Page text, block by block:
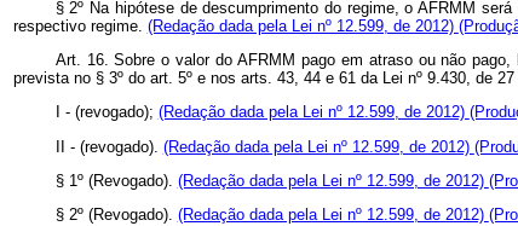
§ 2º Na hipótese de descumprimento do regime, o AFRMM
respectivo regime. (Redação dada pela Lei nº 12.599, de 2012)
Art. 16. Sobre o valor do AFRMM pago em atraso ou não
prevista no § 3º do art. 5º e nos arts. 43, 44 e 61 da Lei nº 9.430, de 27
I - (revogado); (Redação dada pela Lei nº 12.599, de 2012)
II - (revogado). (Redação dada pela Lei nº 12.599, de 2012)
§ 1º (Revogado). (Redação dada pela Lei nº 12.599, de 2012)
§ 2º (Revogado). (Redação dada pela Lei nº 12.599, de 2012)